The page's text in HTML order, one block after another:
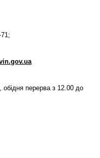
перерва з 12.00 до